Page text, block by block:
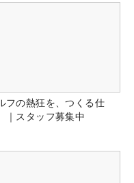
フの熱狂を、つくる仕
｜スタッフ募集中